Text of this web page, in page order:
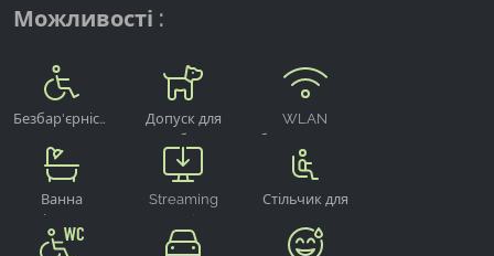
Можливості :
Допуск для
собак
WLAN
безкоштовно
Ванна
кімната
Streaming
Sonstige
Стільчик для
дітей
Збір статистики про використання веб-сайту
Cookie duration:
24 години - 2 роки